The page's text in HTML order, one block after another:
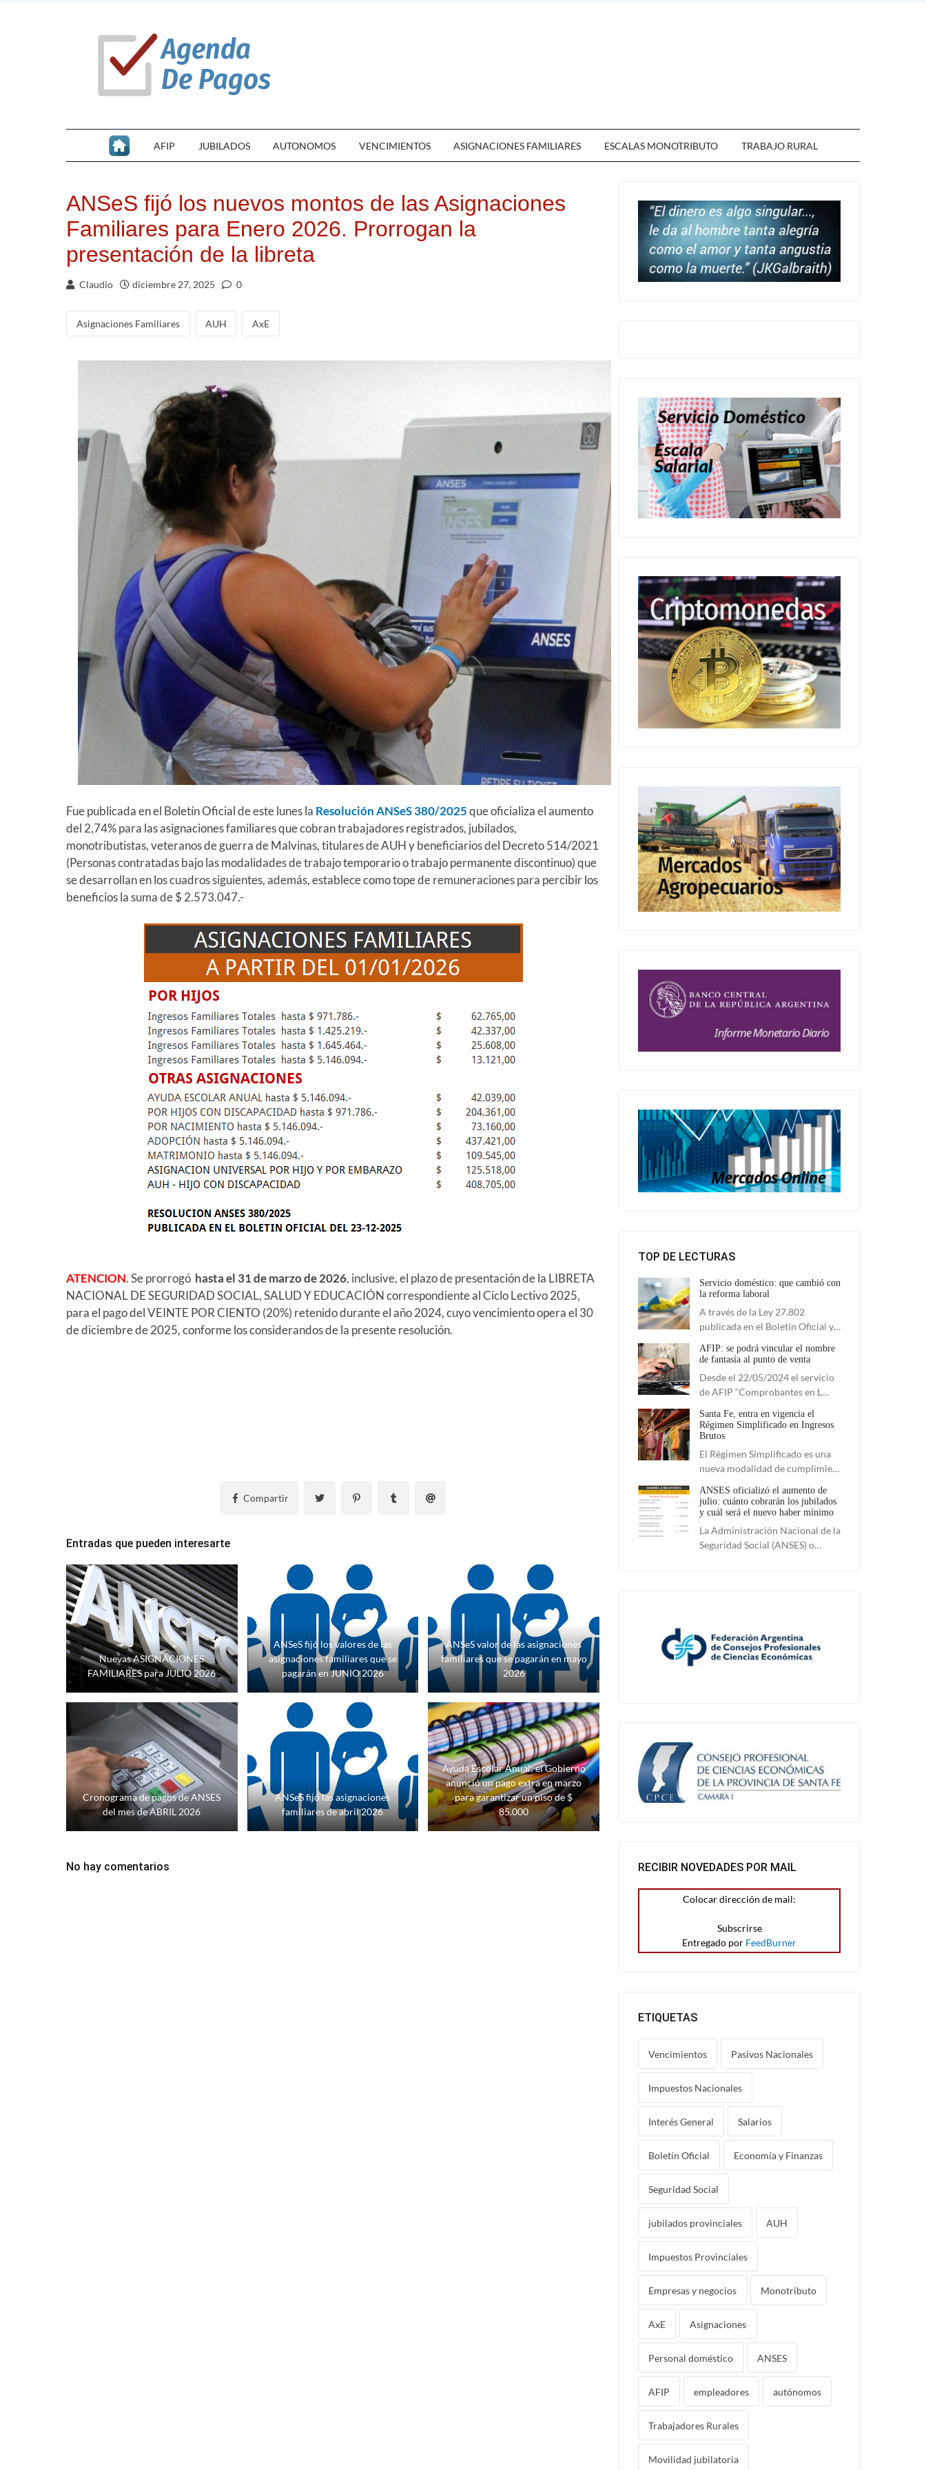
AFIP JUBILADOS AUTONOMOS VENCIMIENTOS ASIGNACIONES FAMILIARES ESCALAS MONOTRIBUTO TRABAJO RURAL
ANSeS fijó los nuevos montos de las Asignaciones
Familiares para Enero 2026. Prorrogan la
presentación de la libreta
Claudio diciembre 27, 2025 0
Asignaciones Familiares AUH AxE
Fue publicada en el Boletín Oficial de este lunes la Resolución ANSeS 380/2025que oficializa el aumento
del 2,74% para las asignaciones familiares que cobran trabajadores registrados, jubilados,
monotributistas, veteranos de guerra de Malvinas, titulares de AUH y beneficiarios del Decreto 514/2021
(Personas contratadas bajo las modalidades de trabajo temporario o trabajo permanente discontinuo) que
se desarrollan en los cuadros siguientes, además, establece como tope de remuneraciones para percibir los
beneficios la suma de $ 2.573.047.-
ATENCION. Se prorrogó hasta el 31 de marzo de 2026, inclusive, el plazo de presentación de la LIBRETA
NACIONAL DE SEGURIDAD SOCIAL, SALUD Y EDUCACIÓN correspondiente al Ciclo Lectivo 2025,
para el pago del VEINTE POR CIENTO (20%) retenido durante el año 2024, cuyo vencimiento opera el 30
de diciembre de 2025, conforme los considerandos de la presente resolución.
Compartir
Entradas que pueden interesarte
Nuevas ASIGNACIONES
FAMILIARES para JULIO 2026
ANSeS fijó los valores de las
asignaciones familiares que se
pagarán en JUNIO 2026
ANSeS valor de las asignaciones
familiares que se pagarán en mayo
2026
Cronograma de pagos de ANSES
del mes de ABRIL 2026
ANSeS fijó las asignaciones
familiares de abril 2026
Ayuda Escolar Anual: el Gobierno
anunció un pago extra en marzo
para garantizar un piso de $
85.000
No hay comentarios
TOP DE LECTURAS
Servicio doméstico: que cambió con
la reforma laboral
A través de la Ley 27.802
publicada en el Boletín Oficial y…
AFIP: se podrá vincular el nombre
de fantasía al punto de venta
Desde el 22/05/2024 el servicio
de AFIP “Comprobantes en L…
Santa Fe, entra en vigencia el
Régimen Simplificado en Ingresos
Brutos
El Régimen Simplificado es una
nueva modalidad de cumplimie…
ANSES oficializó el aumento de
julio: cuánto cobrarán los jubilados
y cuál será el nuevo haber mínimo
La Administración Nacional de la
Seguridad Social (ANSES) o…
RECIBIR NOVEDADES POR MAIL
Colocar dirección de mail:
Entregado por FeedBurner
ETIQUETAS
Vencimientos Pasivos Nacionales
Impuestos Nacionales
Interés General Salarios
Boletín Oficial Economía y Finanzas
Seguridad Social
jubilados provinciales AUH
Impuestos Provinciales
Empresas y negocios Monotributo
AxE Asignaciones
Personal doméstico ANSES
AFIP empleadores autónomos
Trabajadores Rurales
Movilidad jubilatoria